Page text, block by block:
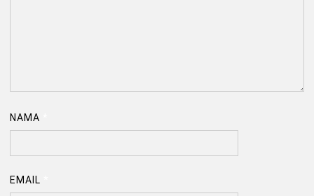
NAMA
EMAIL